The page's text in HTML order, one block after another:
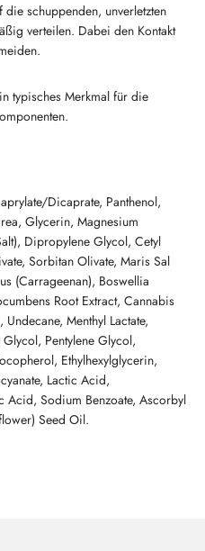
schuppenden, unverletzten
verteilen. Dabei den Kontakt
typisches Merkmal für die
Dicaprate, Panthenol,
Glycerin, Magnesium
Dipropylene Glycol, Cetyl
Sorbitan Olivate, Maris Sal
(Carrageenan), Boswellia
Root Extract, Cannabis
Menthyl Lactate,
Pentylene Glycol,
Ethylhexylglycerin,
Lactic Acid,
Acid, Sodium Benzoate, Ascorbyl
Seed Oil.